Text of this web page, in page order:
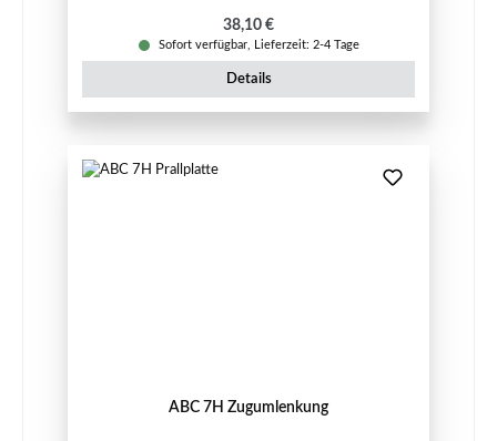
Regulärer Preis:
38,10 €
Sofort verfügbar, Lieferzeit: 2-4 Tage
Details
ABC 7H Zugumlenkung